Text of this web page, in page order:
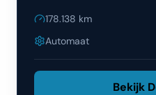
178.138 km
Automaat
Bekijk